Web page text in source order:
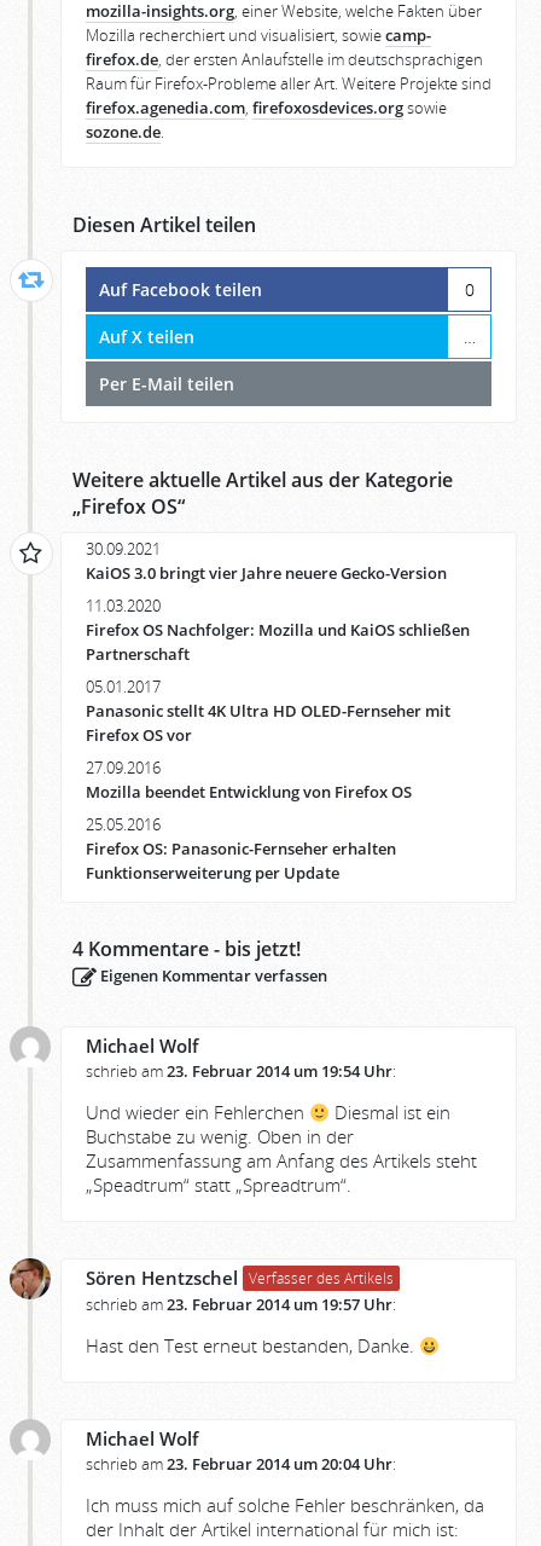
mozilla-insights.org, einer Website, welche Fakten über
Mozilla recherchiert und visualisiert, sowiecamp-
firefox.de, der ersten Anlaufstelle im deutschsprachigen
Raum für Firefox-Probleme aller Art. Weitere Projekte sind
firefox.agenedia.com, firefoxosdevices.orgsowie
sozone.de.
Diesen Artikel teilen
Auf Facebook teilen 0
Auf X teilen …
Per E-Mail teilen
Weitere aktuelle Artikel aus der Kategorie
„Firefox OS“
30.09.2021
KaiOS 3.0 bringt vier Jahre neuere Gecko-Version
11.03.2020
Firefox OS Nachfolger: Mozilla und KaiOS schließen
Partnerschaft
05.01.2017
Panasonic stellt 4K Ultra HD OLED-Fernseher mit
Firefox OS vor
27.09.2016
Mozilla beendet Entwicklung von Firefox OS
25.05.2016
Firefox OS: Panasonic-Fernseher erhalten
Funktionserweiterung per Update
4 Kommentare - bis jetzt!
Eigenen Kommentar verfassen
Michael Wolf
schrieb am23. Februar 2014 um 19:54 Uhr:
Und wieder ein Fehlerchen
Diesmal ist ein
Buchstabe zu wenig. Oben in der
Zusammenfassung am Anfang des Artikels steht
„Speadtrum“ statt „Spreadtrum“.
Sören Hentzschel Verfasser des Artikels
schrieb am23. Februar 2014 um 19:57 Uhr:
Hast den Test erneut bestanden, Danke.
Michael Wolf
schrieb am23. Februar 2014 um 20:04 Uhr:
Ich muss mich auf solche Fehler beschränken, da
der Inhalt der Artikel international für mich ist: